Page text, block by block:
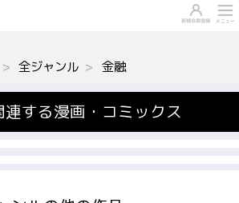
全ジャンル 金融
する漫画・コミックス